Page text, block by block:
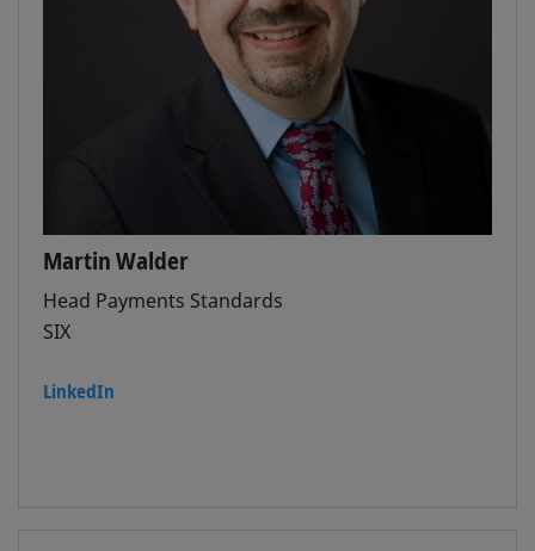
Martin Walder
Head Payments Standards
SIX
LinkedIn